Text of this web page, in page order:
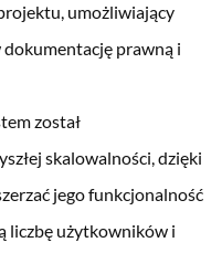
umożliwiający
prawną i
został
skalowalności, dzięki
jego funkcjonalność
liczbę użytkowników i